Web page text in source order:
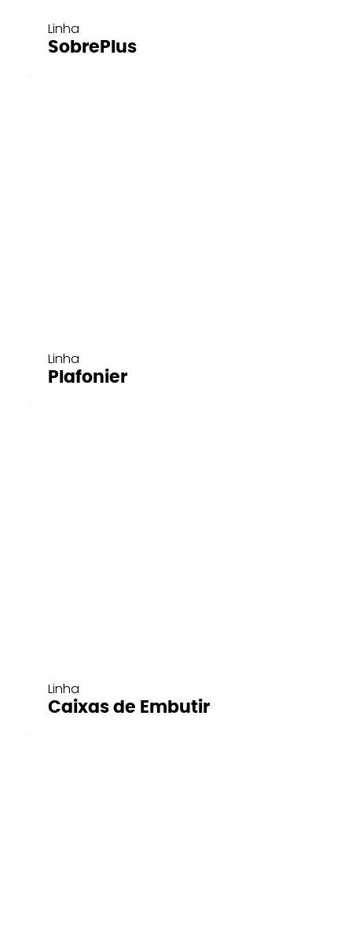
Linha
SobrePlus
Linha
Plafonier
Linha
Caixas de Embutir